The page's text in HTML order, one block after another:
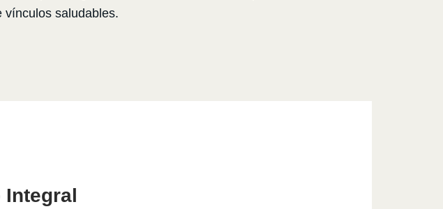
vínculos saludables.
Integral